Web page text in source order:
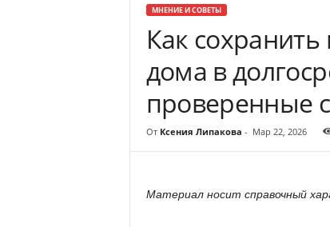
МНЕНИЕ И СОВЕТЫ
Как
дома в
проверенные
От Ксения Липакова - Мар 22, 2026
Материал носит справочный